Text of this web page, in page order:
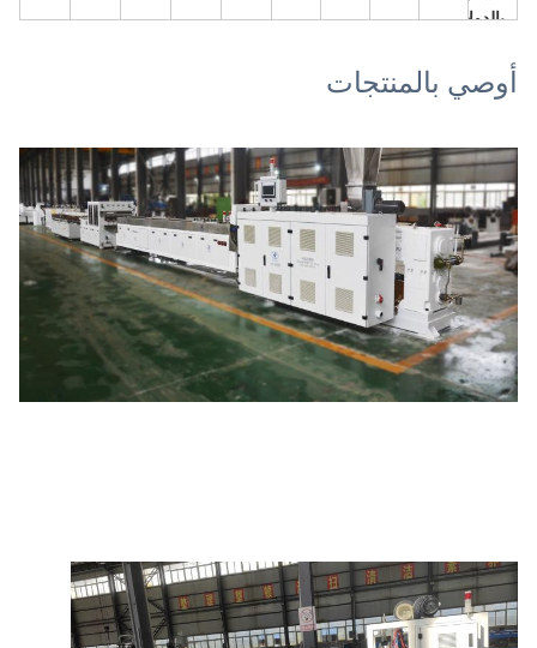
بالدولا
الأمريك
ي
أوصي بالمنتجات